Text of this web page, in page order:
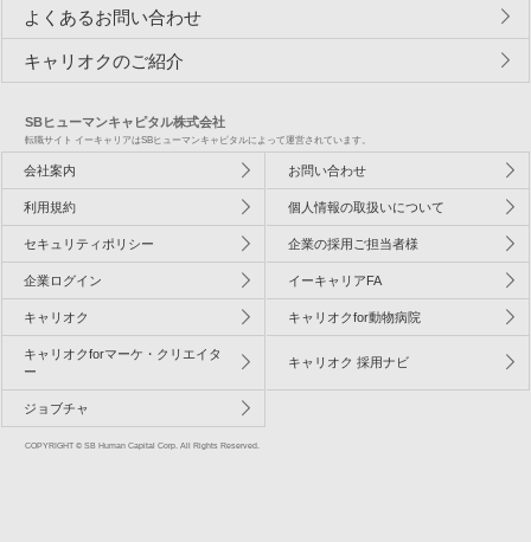
よくあるお問い合わせ
キャリオクのご紹介
SBヒューマンキャピタル株式会社
転職サイト イーキャリアはSBヒューマンキャピタルによって運営されています。
会社案内 お問い合わせ
利用規約 個人情報の取扱いについて
セキュリティポリシー 企業の採用ご担当者様
企業ログイン イーキャリアFA
キャリオク キャリオクfor動物病院
キャリオクforマーケ・クリエイタ
ー
キャリオク 採用ナビ
ジョブチャ
COPYRIGHT © SB Human Capital Corp. All Rights Reserved.